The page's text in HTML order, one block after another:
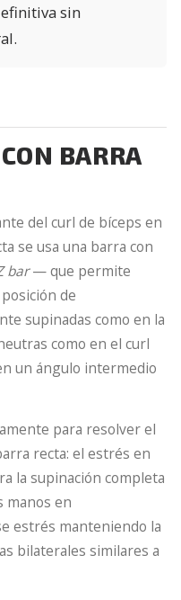
sin
BARRA
del curl de bíceps en
se usa una barra con
bar— que permite
de
supinadas como en la
como en el curl
un ángulo intermedio
para resolver el
recta: el estrés en
la supinación completa
manos en
estrés manteniendo la
bilaterales similares a